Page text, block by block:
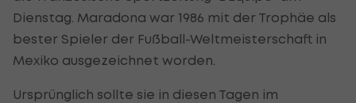
Dienstag. Maradona war 1986 mit der Trophäe als
bester Spieler der Fußball-Weltmeisterschaft in
Mexiko ausgezeichnet worden.
Ursprünglich sollte sie in diesen Tagen im